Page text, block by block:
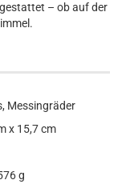
– ob auf der
Messingräder
x 15,7 cm
g